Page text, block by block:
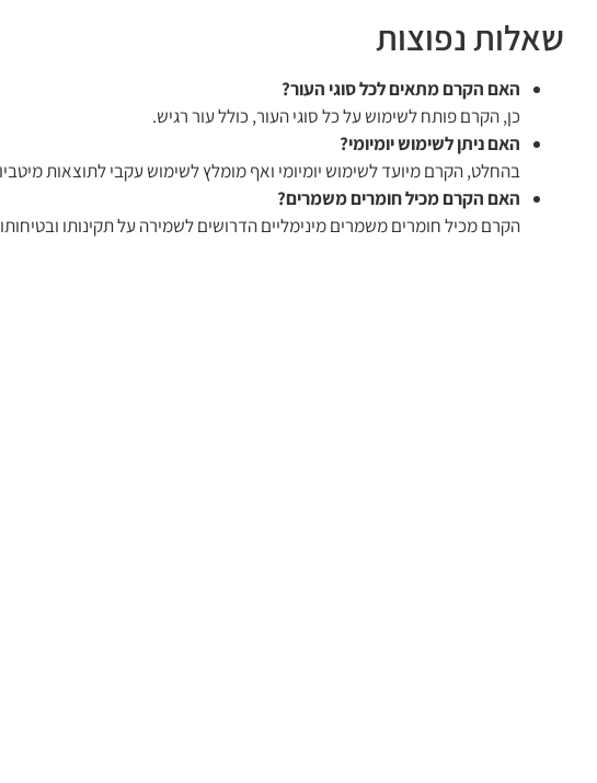
שאלות נפוצות
האם הקרם מתאים לכל סוגי העור?
כן, הקרם פותח לשימוש על כל סוגי העור, כולל עור רגיש.
האם ניתן לשימוש יומיומי?
בהחלט, הקרם מיועד לשימוש יומיומי ואף מומלץ לשימוש עקבי לתוצאות
האם הקרם מכיל חומרים משמרים?
הקרם מכיל חומרים משמרים מינימליים הדרושים לשמירה על תקינותו